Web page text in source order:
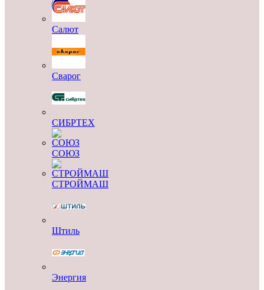
Салют
Сварог
СИБРТЕХ
СОЮЗ
СТРОЙМАШ
Штиль
Энергия